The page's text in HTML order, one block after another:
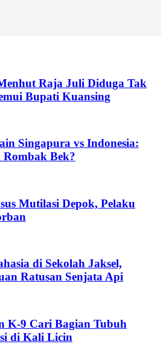
Raja Juli Diduga Tak
Bupati Kuansing
Singapura vs Indonesia:
Bek?
Mutilasi Depok, Pelaku
di Sekolah Jaksel,
Ratusan Senjata Api
K-9 Cari Bagian Tubuh
di Kali Licin